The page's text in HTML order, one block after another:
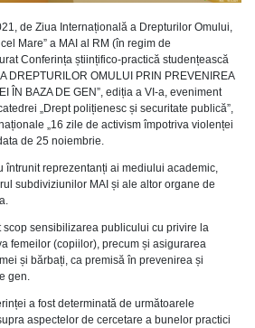
de Ziua Internațională a Drepturilor Omului,
Mare” a MAI al RM (în regim de
Conferința științifico-practică studențească
DREPTURILOR OMULUI PRIN PREVENIREA
ÎN BAZA DE GEN”, ediția a VI-a, eveniment
„Drept polițienesc și securitate publică”,
„16 zile de activism împotriva violenței
de 25 noiembrie.
întrunit reprezentanți ai mediului academic,
subdiviziunilor MAI și ale altor organe de
sensibilizarea publicului cu privire la
femeilor (copiilor), precum și asigurarea
și bărbați, ca premisă în prevenirea și
gen.
a fost determinată de următoarele
aspectelor de cercetare a bunelor practici